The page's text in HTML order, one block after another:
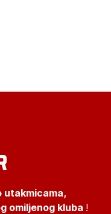
utakmicama,
omiljenog kluba !